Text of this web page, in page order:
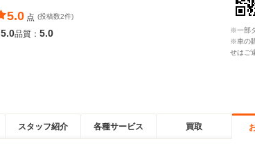
5.0 点 (投稿数2件)
5.0品質： 5.0
※一部
※車の
せはご
スタッフ紹介 各種サービス 買取